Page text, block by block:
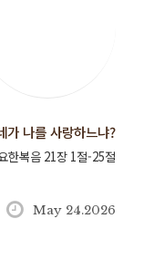
가 나를 사랑하느냐?
한복음 21장 1절-25절
May 24.2026